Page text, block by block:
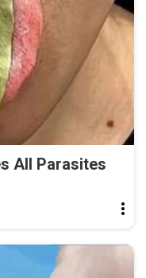
All Parasites